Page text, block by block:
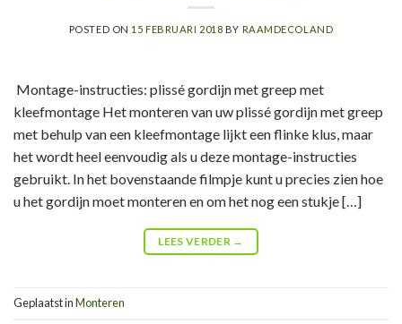
POSTED ON 15 FEBRUARI 2018 BY RAAMDECOLAND
Montage-instructies: plissé gordijn met greep met
kleefmontage Het monteren van uw plissé gordijn met greep
met behulp van een kleefmontage lijkt een flinke klus, maar
het wordt heel eenvoudig als u deze montage-instructies
gebruikt. In het bovenstaande filmpje kunt u precies zien hoe
u het gordijn moet monteren en om het nog een stukje […]
LEES VERDER →
Geplaatst inMonteren